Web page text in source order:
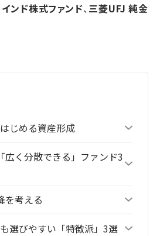
ンド株式ファンド、三菱UFJ 純金
じめる資産形成
広く分散できる」ファンド3
を考える
選びやすい「特徴派」3選